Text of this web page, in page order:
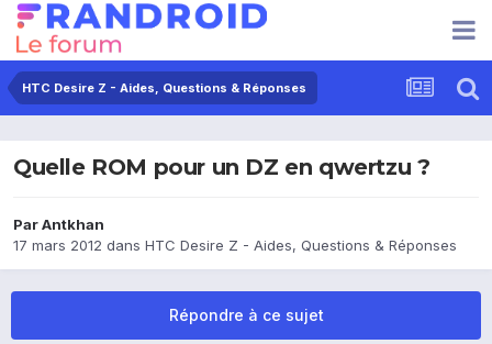
HTC Desire Z - Aides, Questions & Réponses
Quelle ROM pour un DZ en qwertzu ?
ParAntkhan
17 mars 2012 dans HTC Desire Z - Aides, Questions & Réponses
Répondre à ce sujet